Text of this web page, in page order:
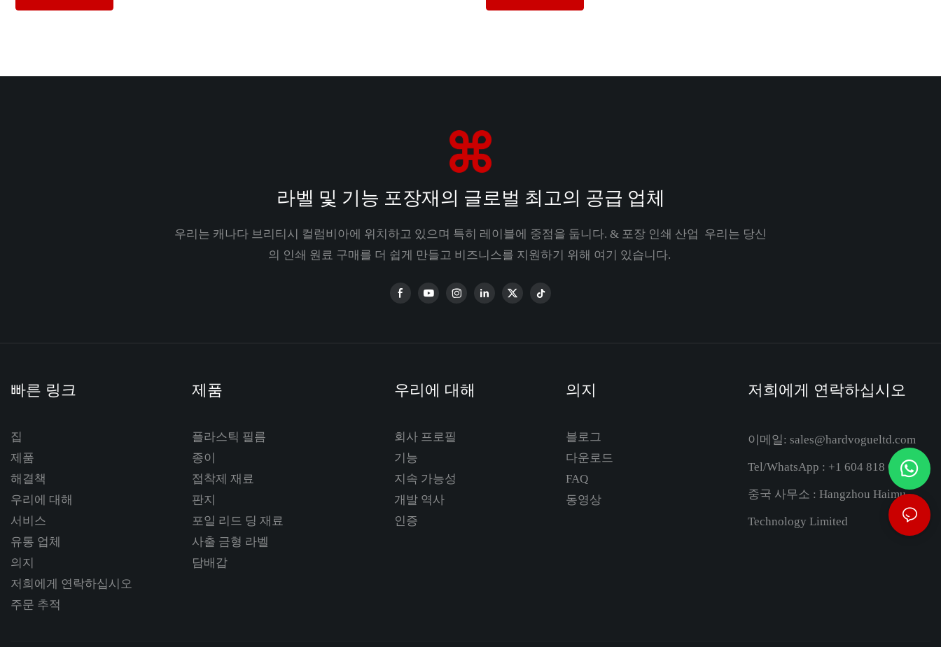
라벨 및 기능 포장재의 글로벌 최고의 공급 업체
우리는 캐나다 브리티시 컬럼비아에 위치하고 있으며 특히 레이블에 중점을 둡니다. & 포장 인쇄 산업 우리는 당신
의 인쇄 원료 구매를 더 쉽게 만들고 비즈니스를 지원하기 위해 여기 있습니다.
빠른 링크
집
제품
해결책
우리에 대해
서비스
유통 업체
의지
저희에게 연락하십시오
주문 추적
제품
플라스틱 필름
종이
접착제 재료
판지
포일 리드 딩 재료
사출 금형 라벨
담배갑
우리에 대해
회사 프로필
기능
지속 가능성
개발 역사
인증
의지
블로그
다운로드
FAQ
동영상
저희에게 연락하십시오
이메일: sales@hardvogueltd.com
Tel/WhatsApp : +1 604 818 0316
중국 사무소 : Hangzhou Haimu
Technology Limited